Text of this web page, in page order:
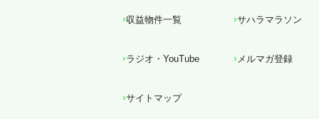
収益物件一覧 サハラマラソン
ラジオ・YouTube メルマガ登録
サイトマップ